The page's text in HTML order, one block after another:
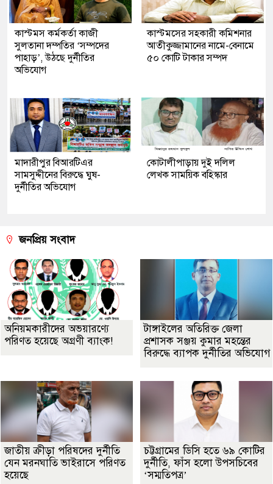
কাস্টমস কর্মকর্তা কাজী
সুলতানা দম্পতির ‘সম্পদের
পাহাড়’, উঠছে দুর্নীতির
অভিযোগ
কাস্টমসের সহকারী কমিশনার
আতীকুজ্জামানের নামে-বেনামে
৫০ কোটি টাকার সম্পদ
মাদারীপুর বিআরটিএর
সামসুদ্দীনের বিরুদ্ধে ঘুষ-
দুর্নীতির অভিযোগ
কোটালীপাড়ায় দুই দলিল
লেখক সাময়িক বহিস্কার
জনপ্রিয় সংবাদ
অনিয়মকারীদের অভয়ারণ্যে
পরিণত হয়েছে অগ্রণী ব্যাংক!
টাঙ্গাইলের অতিরিক্ত জেলা
প্রশাসক সঞ্জয় কুমার মহন্তের
বিরুদ্ধে ব্যাপক দুর্নীতির অভিযোগ
জাতীয় ক্রীড়া পরিষদের দুর্নীতি
যেন মরনঘাতি ভাইরাসে পরিণত
হয়েছে
চট্টগ্রামের ডিসি হতে ৬৯ কোটির
দুর্নীতি, ফাঁস হলো উপসচিবের
‘সম্মতিপত্র’